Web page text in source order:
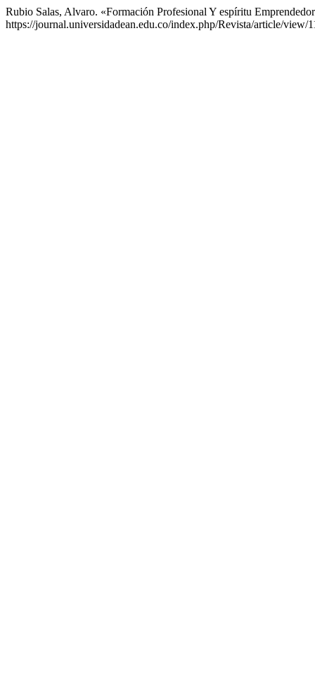
Rubio Salas, Alvaro. «Formación Profesional Y espíritu
https://journal.universidadean.edu.co/index.php/Revista/article/view/